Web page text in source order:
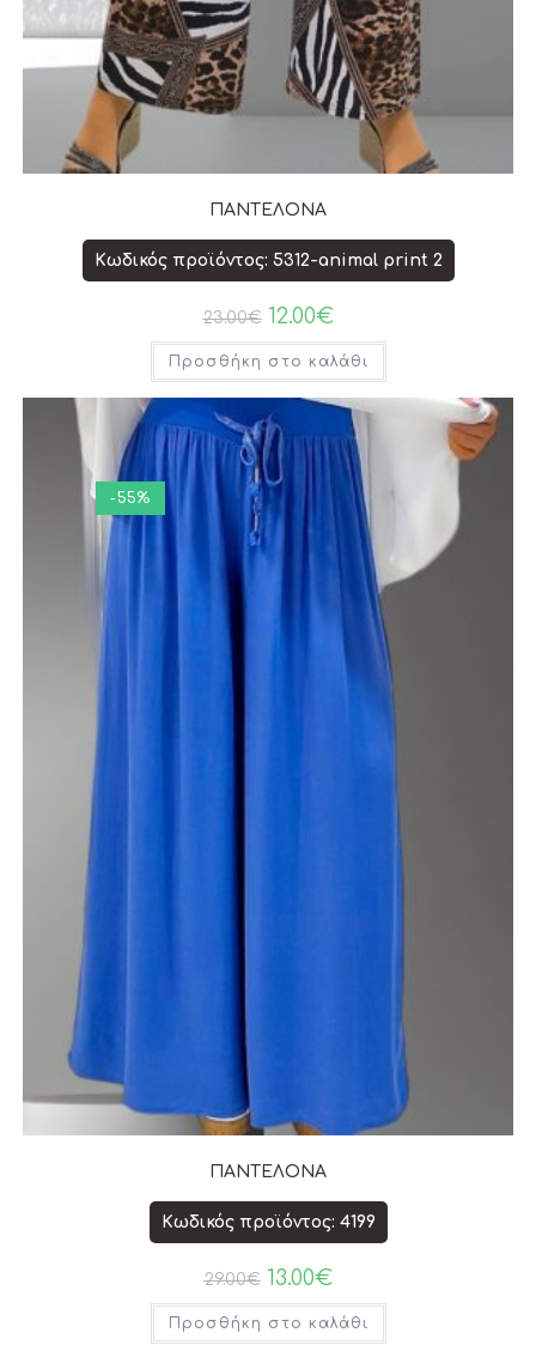
ΠΑΝΤΕΛΟΝΑ
Κωδικός προϊόντος: 5312-animal print 2
23.00€ 12.00€
Προσθήκη στο καλάθι
-55%
ΠΑΝΤΕΛΟΝΑ
Κωδικός προϊόντος: 4199
29.00€ 13.00€
Προσθήκη στο καλάθι